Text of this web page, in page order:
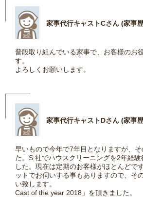
家事代行キャストCさん (家事
普段取り組んでいる家事で、お客様のお
す。
よろしくお願いします。
家事代行キャストDさん (家事
早いもので今年で7年目となりますが、
た。S 社でハウスクリーニングを2年経験
した。現在は定期のお客様がほとんどで
ットでお伺いする事もありますので、そ
い致します。
Cast of the year 2018」を頂きました。